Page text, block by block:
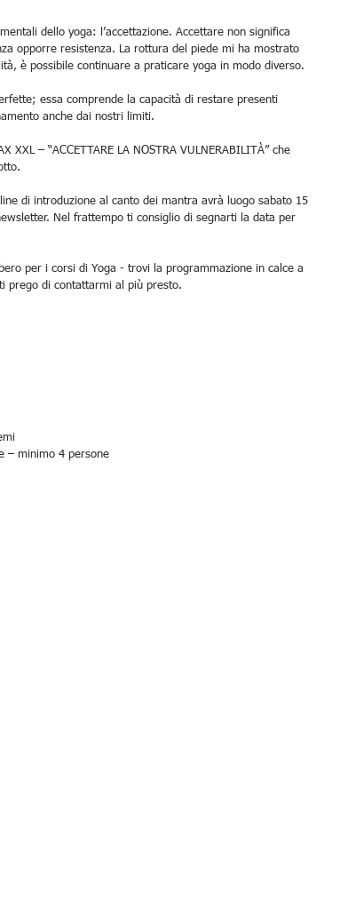
dello yoga: l’accettazione. Accettare non significa
opporre resistenza. La rottura del piede mi ha mostrato
è possibile continuare a praticare yoga in modo diverso.
essa comprende la capacità di restare presenti
anche dai nostri limiti.
– “ACCETTARE LA NOSTRA VULNERABILITÀ” che
di introduzione al canto dei mantra avrà luogo sabato 15
Nel frattempo ti consiglio di segnarti la data per
per i corsi di Yoga - trovi la programmazione in calce a
prego di contattarmi al più presto.
– minimo 4 persone